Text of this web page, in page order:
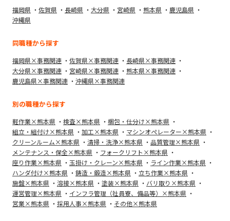
福岡県 佐賀県 長崎県 大分県 宮崎県 熊本県
鹿児島県
沖縄県
同職種から探す
福岡県×事務関連 佐賀県×事務関連
長崎県×事務関連
大分県×事務関連
宮崎県×事務関連
熊本県×事務関連
鹿児島県×事務関連
沖縄県×事務関連
別の職種から探す
軽作業×熊本県 検査×熊本県
梱包・仕分け×熊本県
組立・組付け×熊本県
加工×熊本県
マシンオペレーター×熊本県
クリーンルーム×熊本県
清掃・洗浄×熊本県
品質管理×熊本県
メンテナンス・保全×熊本県
フォークリフト×熊本県
座り作業×熊本県
玉掛け・クレーン×熊本県
ライン作業×熊本県
ハンダ付け×熊本県
鋳造・鍛造×熊本県
立ち作業×熊本県
施盤×熊本県
溶接×熊本県 塗装×熊本県
バリ取り×熊本県
運営管理×熊本県
インフラ管理（社員寮、備品等）×熊本県
営業×熊本県
採用人事×熊本県 その他×熊本県